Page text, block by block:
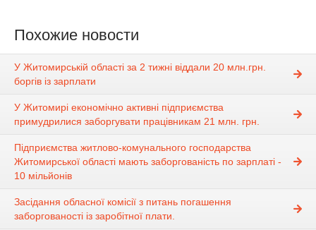
Похожие новости
У Житомирській області за 2 тижні віддали 20 млн.грн.
боргів із зарплати
У Житомирі економічно активні підприємства
примудрилися заборгувати працівникам 21 млн. грн.
Підприємства житлово-комунального господарства
Житомирської області мають заборгованість по зарплаті -
10 мільйонів
Засідання обласної комісії з питань погашення
заборгованості із заробітної плати.